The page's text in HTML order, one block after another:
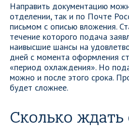
Направить документацию
отделении, так и по Почте
письмом с описью вложения.
течение которого подача
наивысшие шансы на
дней с момента оформления
«период охлаждения». Но
можно и после этого срока.
будет сложнее.
Сколько ждать